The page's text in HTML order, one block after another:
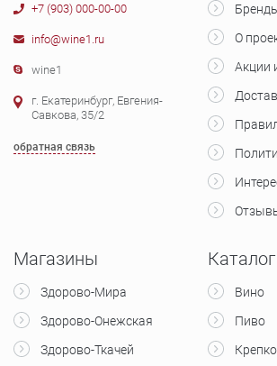
+7 (903) 000-00-00
info@wine1.ru
wine1
г. Екатеринбург, Евгения-
Савкова, 35/2
обратная связь
О
Акции
Магазины
Здорово-Мира
Здорово-Онежская
Здорово-Ткачей
Каталог
Вино
Пиво